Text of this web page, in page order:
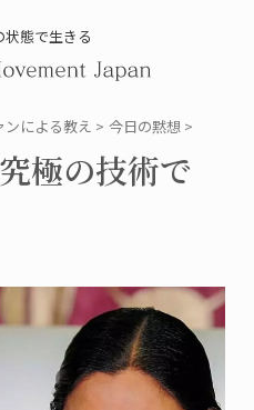
態で生きる
ンによる教え > 今日の黙想 >
極の技術で